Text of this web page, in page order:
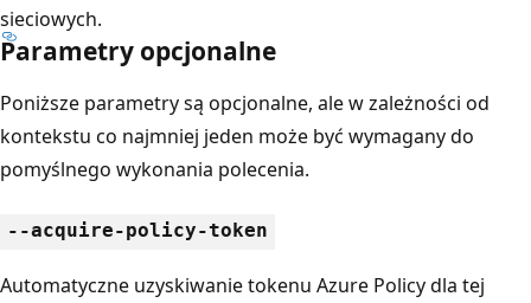
sieciowych.
Parametry opcjonalne
Poniższe parametry są opcjonalne, ale w zależności od
kontekstu co najmniej jeden może być wymagany do
pomyślnego wykonania polecenia.
--acquire-policy-token
Automatyczne uzyskiwanie tokenu Azure Policy dla tej